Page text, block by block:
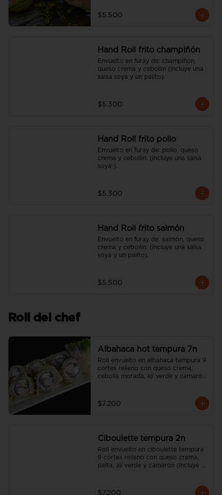
$5.500
Hand Roll frito champiñón
Envuelto en furay de: champiñón,
queso crema y cebollín (incluye una
salsa soya y un palito).
$5.300
Hand Roll frito pollo
Envuelto en furay de: pollo, queso
crema y cebollín. (incluye una salsa
soya ).
$5.300
Hand Roll frito salmón
Envuelto en furay de: salmón, queso
crema y cebollín. (incluye una salsa
soya y un palito).
$5.500
Roll del chef
Albahaca hot tempura 7n
Roll envuelto en albahaca tempura 9
cortes relleno con queso crema,
cebolla morada, ají verde y camarón
$7.200
Ciboulette tempura 2n
Roll envuelto en ciboulette tempura
9 cortes relleno con queso crema,
palta, ají verde y camarón (incluye
$7.200